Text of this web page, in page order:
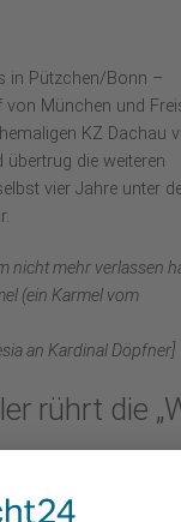
in Pützchen/Bonn –
München und
KZ Dachau
die weiteren
vier Jahre unter
nicht mehr verlassen
(ein Karmel vom
an Kardinal Döpfner]
rührt die
waren nötig,